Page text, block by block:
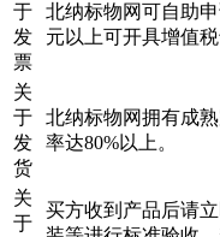
于
发
票
北纳标物网可自助
元以上可开具增值税
关
于
发
货
北纳标物网拥有成
率达80%以上。
关
于
买方收到产品后请